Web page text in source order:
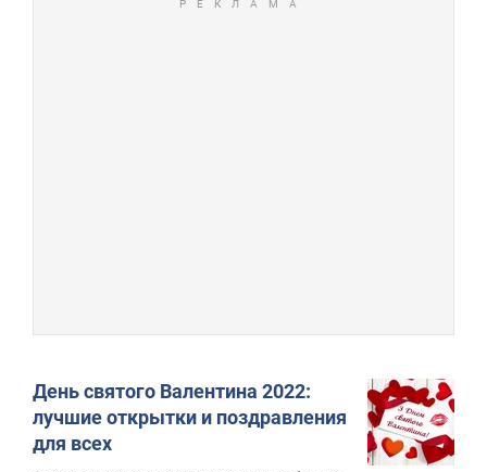
День святого Валентина 2022:
лучшие открытки и поздравления
для всех